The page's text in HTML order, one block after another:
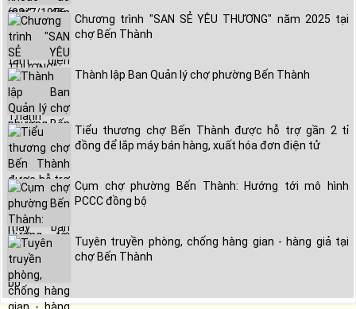
Chương trình "SAN SẺ YÊU THƯƠNG" năm 2025 tại
chợ Bến Thành
Thành lập Ban Quản lý chợ phường Bến Thành
Tiểu thương chợ Bến Thành được hỗ trợ gần 2 tỉ
đồng để lắp máy bán hàng, xuất hóa đơn điện tử
Cụm chợ phường Bến Thành: Hướng tới mô hình
PCCC đồng bộ
Tuyên truyền phòng, chống hàng gian - hàng giả tại
chợ Bến Thành